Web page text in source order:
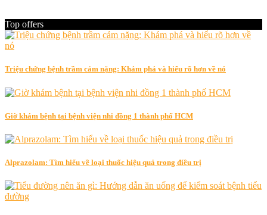
Top offers
Triệu chứng bệnh trầm cảm nặng: Khám phá và hiểu rõ hơn về nó
Giờ khám bệnh tại bệnh viện nhi đồng 1 thành phố HCM
Alprazolam: Tìm hiểu về loại thuốc hiệu quả trong điều trị